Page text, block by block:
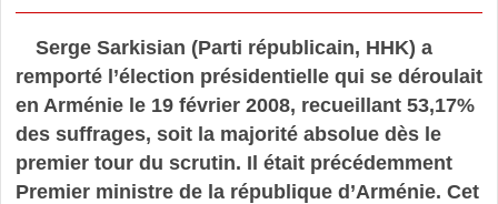
Serge Sarkisian (Parti républicain, HHK) a
remporté l’élection présidentielle qui se déroulait
en Arménie le 19 février 2008, recueillant 53,17%
des suffrages, soit la majorité absolue dès le
premier tour du scrutin. Il était précédemment
Premier ministre de la république d’Arménie. Cet